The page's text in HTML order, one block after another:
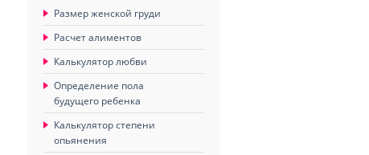
Размер женской груди
Расчет алиментов
Калькулятор любви
Определение пола
будущего ребенка
Калькулятор степени
опьянения